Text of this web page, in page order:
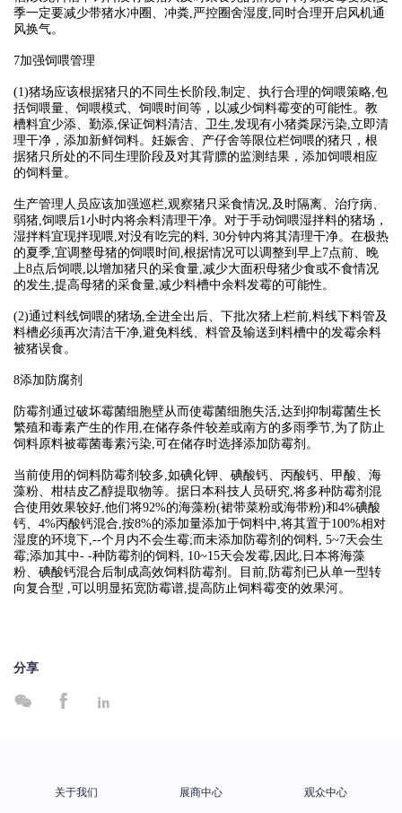
季一定要减少带猪水冲圈、冲粪,严控圈舍湿度,同时合理开启风机通
风换气。
7加强饲喂管理
(1)猪场应该根据猪只的不同生长阶段,制定、执行合理的饲喂策略,包
括饲喂量、饲喂模式、饲喂时间等，以减少饲料霉变的可能性。教
槽料宜少添、勤添,保证饲料清洁、卫生,发现有小猪粪尿污染,立即清
理干净，添加新鲜饲料。妊娠舍、产仔舍等限位栏饲喂的猪只，根
据猪只所处的不同生理阶段及对其背膘的监测结果，添加饲喂相应
的饲料量。
生产管理人员应该加强巡栏,观察猪只采食情况,及时隔离、治疗病、
弱猪,饲喂后1小时内将余料清理干净。对于手动饲喂湿拌料的猪场，
湿拌料宜现拌现喂,对没有吃完的料, 30分钟内将其清理干净。在极热
的夏季,宜调整母猪的饲喂时间,根据情况可以调整到早上7点前、晚
上8点后饲喂,以增加猪只的采食量,减少大面积母猪少食或不食情况
的发生,提高母猪的采食量,减少料槽中余料发霉的可能性。
(2)通过料线饲喂的猪场,全进全出后、下批次猪上栏前,料线下料管及
料槽必须再次清洁干净,避免料线、料管及输送到料槽中的发霉余料
被猪误食。
8添加防腐剂
防霉剂通过破坏霉菌细胞壁从而使霉菌细胞失活,达到抑制霉菌生长
繁殖和毒素产生的作用,在储存条件较差或南方的多雨季节,为了防止
饲料原料被霉菌毒素污染,可在储存时选择添加防霉剂。
当前使用的饲料防霉剂较多,如碘化钾、碘酸钙、丙酸钙、甲酸、海
藻粉、柑桔皮乙醇提取物等。据日本科技人员研究,将多种防霉剂混
合使用效果较好,他们将92%的海藻粉(裙带菜粉或海带粉)和4%碘酸
钙、4%丙酸钙混合,按8%的添加量添加于饲料中,将其置于100%相对
湿度的环境下,--个月内不会生霉;而未添加防霉剂的饲料, 5~7天会生
霉;添加其中- -种防霉剂的饲料, 10~15天会发霉,因此,日本将海藻
粉、碘酸钙混合后制成高效饲料防霉剂。目前,防霉剂已从单一型转
向复合型 ,可以明显拓宽防霉谱,提高防止饲料霉变的效果河。
分享
  
关于我们 展商中心 观众中心